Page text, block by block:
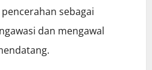
sebagai
dan mengawal